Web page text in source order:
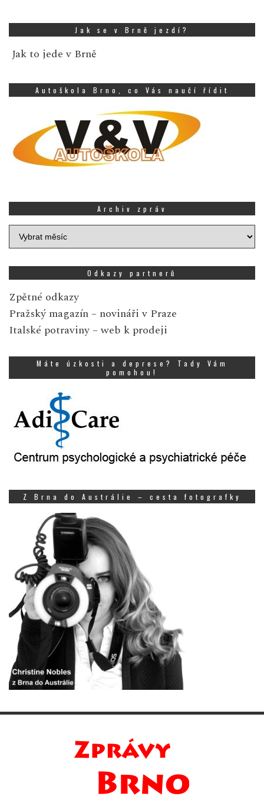
Jak se v Brně jezdí?
Jak to jede v Brně
Autoškola Brno, co Vás naučí řídit
Archiv zpráv
Archiv
zpráv
Odkazy partnerů
Zpětné odkazy
Pražský magazín – novináři v Praze
Italské potraviny – web k prodeji
Máte úzkosti a deprese? Tady Vám
pomohou!
Z Brna do Austrálie – cesta fotografky